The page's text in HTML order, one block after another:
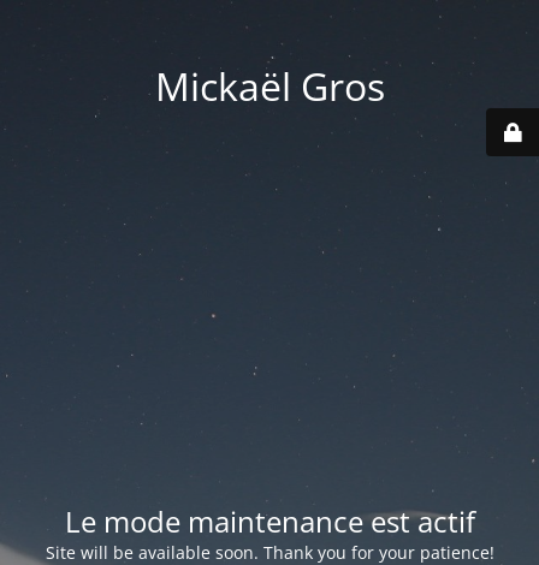
Mickaël Gros
Le mode maintenance est actif
Site will be available soon. Thank you for your patience!